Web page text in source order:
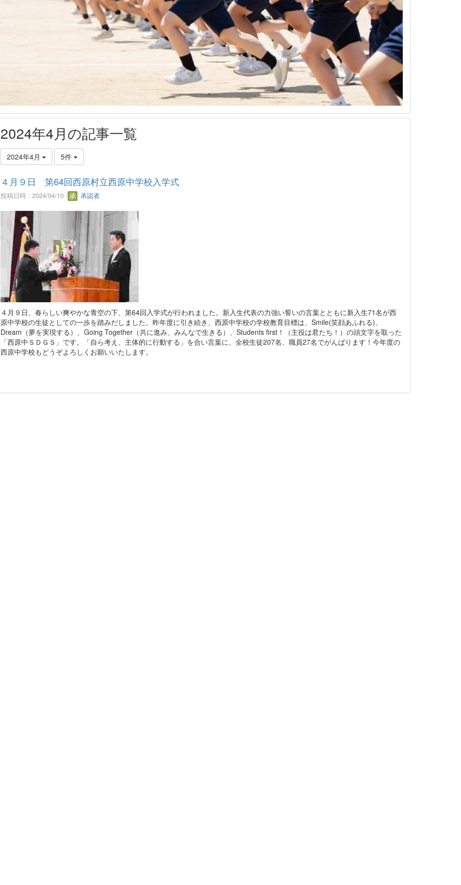
2024年4月の記事一覧
2024年4月 5件
４月９日 第64回西原村立西原中学校入学式
投稿日時 : 2024/04/10 承認者
４月９日、春らしい爽やかな青空の下、第64回入学式が行われました。新入生代表の力強い誓いの言葉とともに新入生71名が西
原中学校の生徒としての一歩を踏みだしました。昨年度に引き続き、西原中学校の学校教育目標は、Smile(笑顔あふれる)、
Dream（夢を実現する）、Going Together（共に進み、みんなで生きる）、Students first！（主役は君たち！）の頭文字を取った
「西原中ＳＤＧＳ」です。「自ら考え、主体的に行動する」を合い言葉に、全校生徒207名、職員27名でがんばります！今年度の
西原中学校もどうぞよろしくお願いいたします。